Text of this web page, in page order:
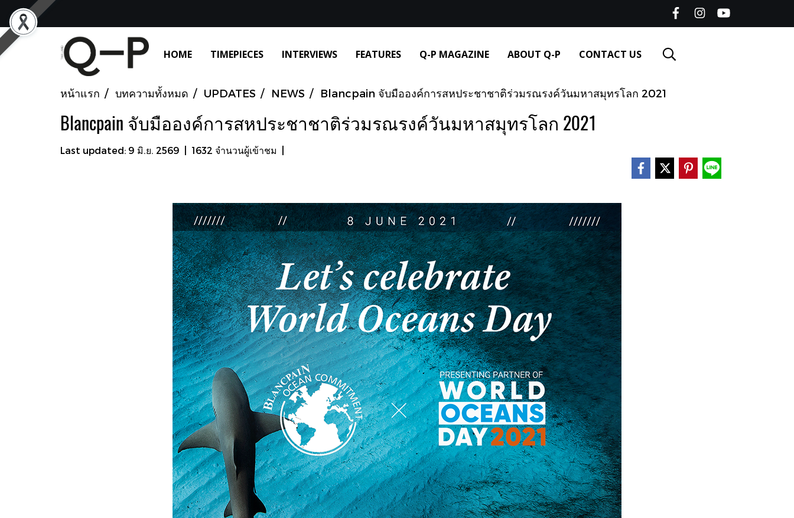
HOME TIMEPIECES INTERVIEWS FEATURES Q-P MAGAZINE ABOUT Q-P CONTACT US
หน้าแรก บทความทั้งหมด UPDATES NEWS Blancpain จับมือองค์การสหประชาชาติร่วมรณรงค์วันมหาสมุทรโลก 2021
Blancpain จับมือองค์การสหประชาชาติร่วมรณรงค์วันมหาสมุทรโลก 2021
Last updated: 9 มิ.ย. 2569 1632 จำนวนผู้เข้าชม